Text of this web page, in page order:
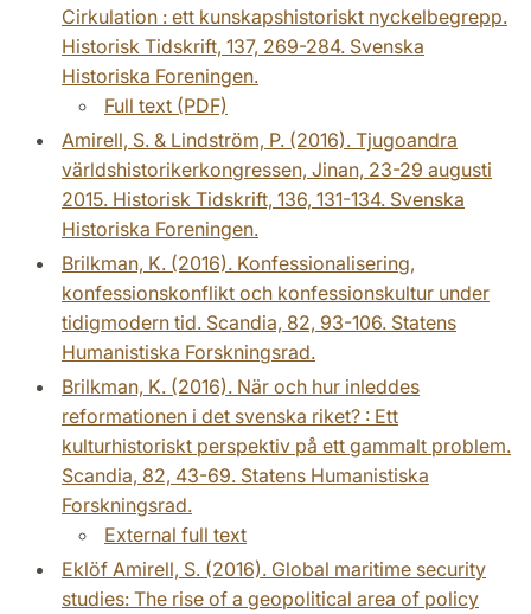
Cirkulation : ett kunskapshistoriskt nyckelbegrepp.
Historisk Tidskrift, 137, 269-284. Svenska
Historiska Foreningen.
Full text (PDF)
Amirell, S. & Lindström, P. (2016). Tjugoandra
världshistorikerkongressen, Jinan, 23-29 augusti
2015. Historisk Tidskrift, 136, 131-134. Svenska
Historiska Foreningen.
Brilkman, K. (2016). Konfessionalisering,
konfessionskonflikt och konfessionskultur under
tidigmodern tid. Scandia, 82, 93-106. Statens
Humanistiska Forskningsrad.
Brilkman, K. (2016). När och hur inleddes
reformationen i det svenska riket? : Ett
kulturhistoriskt perspektiv på ett gammalt problem.
Scandia, 82, 43-69. Statens Humanistiska
Forskningsrad.
External full text
Eklöf Amirell, S. (2016). Global maritime security
studies: The rise of a geopolitical area of policy